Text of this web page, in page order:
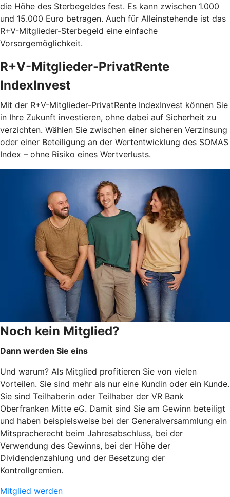
die Höhe des Sterbegeldes fest. Es kann zwischen 1.000
und 15.000 Euro betragen. Auch für Alleinstehende ist das
R+V-Mitglieder-Sterbegeld eine einfache
Vorsorgemöglichkeit.
R+V-Mitglieder-PrivatRente
IndexInvest
Mit der R+V-Mitglieder-PrivatRente IndexInvest können Sie
in Ihre Zukunft investieren, ohne dabei auf Sicherheit zu
verzichten. Wählen Sie zwischen einer sicheren Verzinsung
oder einer Beteiligung an der Wertentwicklung des SOMAS
Index – ohne Risiko eines Wertverlusts.
Noch kein Mitglied?
Dann werden Sie eins
Und warum? Als Mitglied profitieren Sie von vielen
Vorteilen. Sie sind mehr als nur eine Kundin oder ein Kunde.
Sie sind Teilhaberin oder Teilhaber der VR Bank
Oberfranken Mitte eG. Damit sind Sie am Gewinn beteiligt
und haben beispielsweise bei der Generalversammlung ein
Mitspracherecht beim Jahresabschluss, bei der
Verwendung des Gewinns, bei der Höhe der
Dividendenzahlung und der Besetzung der
Kontrollgremien.
Mitglied werden